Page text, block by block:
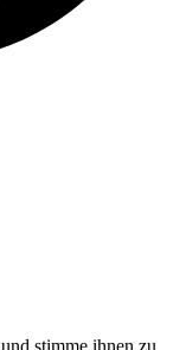
und stimme ihnen zu.